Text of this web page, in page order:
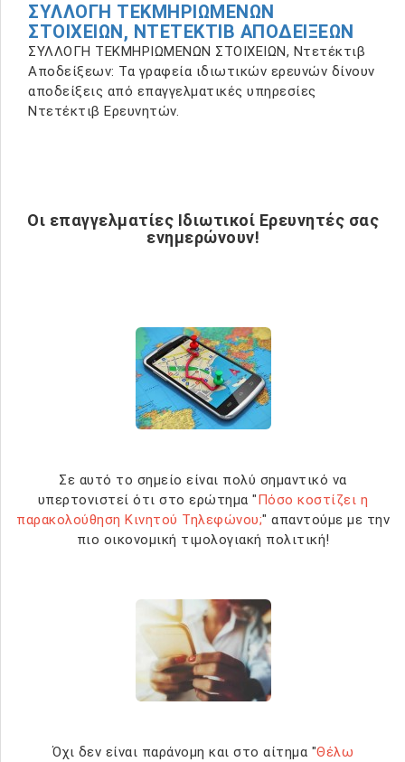
ΣΥΛΛΟΓΗ ΤΕΚΜΗΡΙΩΜΕΝΩΝ
ΣΤΟΙΧΕΙΩΝ, ΝΤΕΤΈΚΤΙΒ ΑΠΟΔΕΊΞΕΩΝ
ΣΥΛΛΟΓΗ ΤΕΚΜΗΡΙΩΜΕΝΩΝ ΣΤΟΙΧΕΙΩΝ, Ντετέκτιβ
Αποδείξεων: Τα γραφεία ιδιωτικών ερευνών δίνουν
αποδείξεις από επαγγελματικές υπηρεσίες
Ντετέκτιβ Ερευνητών.
Οι επαγγελματίες Ιδιωτικοί Ερευνητές σας
ενημερώνουν!
Σε αυτό το σημείο είναι πολύ σημαντικό να
υπερτονιστεί ότι στο ερώτημα " Πόσο κοστίζει η
παρακολούθηση Κινητού Τηλεφώνου;" απαντούμε με την
πιο οικονομική τιμολογιακή πολιτική!
Όχι δεν είναι παράνομη και στο αίτημα "Θέλω